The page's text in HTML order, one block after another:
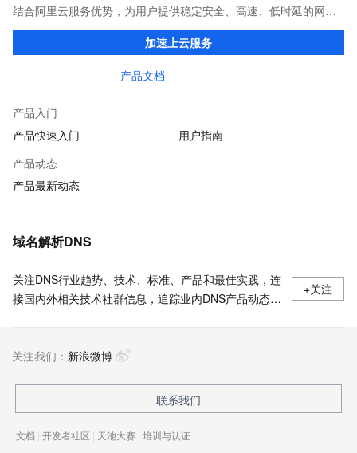
结合阿里云服务优势，为用户提供稳定安全、高速、低时延的网络
传输，解决客户不同站点的连接、组网、数据安全传输、业务质量
加速上云服务
产品文档
产品入门
产品快速入门
用户指南
产品动态
产品最新动态
域名解析DNS
关注DNS行业趋势、技术、标准、产品和最佳实践，连
接国内外相关技术社群信息，追踪业内DNS产品动态，
+关注
关注我们： 新浪微博
联系我们
文档 | 开发者社区 | 天池大赛 | 培训与认证